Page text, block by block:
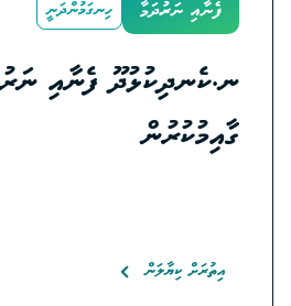
ފެނާއި ނަރުދަމާ ހިނގަމުންދަނީ
ނ.ކެނދިކުޅުދޫ ފެނާއި
ގާއިމުކުރުން
އިތުރަށް ކިޔާލަން